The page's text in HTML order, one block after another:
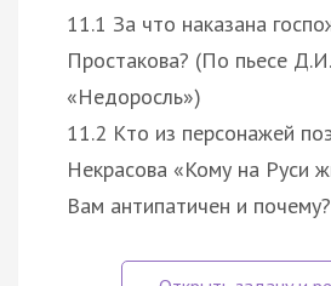
11.1 За что наказана
Простакова? (По пьесе
«Недоросль»)
11.2 Кто из персонажей
Некрасова «Кому на Руси
Вам антипатичен и